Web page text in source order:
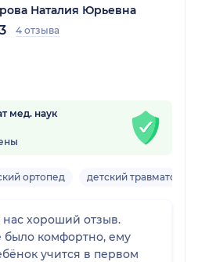
Наталия Юрьевна
4 отзыва
мед. наук
ортопед детский травматолог
нас хороший отзыв.
было комфортно, ему
учится в первом